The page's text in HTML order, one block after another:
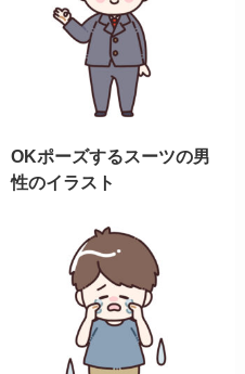
OKポーズするスーツの男
性のイラスト